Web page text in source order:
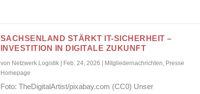
SACHSENLAND STÄRKT IT-SICHERHEIT –
INVESTITION IN DIGITALE ZUKUNFT
von Netzwerk Logistik| Feb. 24, 2026 Mitgliedernachrichten, Presse
Homepage
Foto: TheDigitalArtist/pixabay.com (CC0) Unser